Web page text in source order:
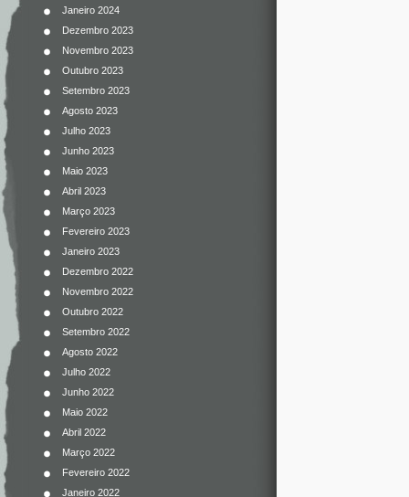
Janeiro 2024
Dezembro 2023
Novembro 2023
Outubro 2023
Setembro 2023
Agosto 2023
Julho 2023
Junho 2023
Maio 2023
Abril 2023
Março 2023
Fevereiro 2023
Janeiro 2023
Dezembro 2022
Novembro 2022
Outubro 2022
Setembro 2022
Agosto 2022
Julho 2022
Junho 2022
Maio 2022
Abril 2022
Março 2022
Fevereiro 2022
Janeiro 2022